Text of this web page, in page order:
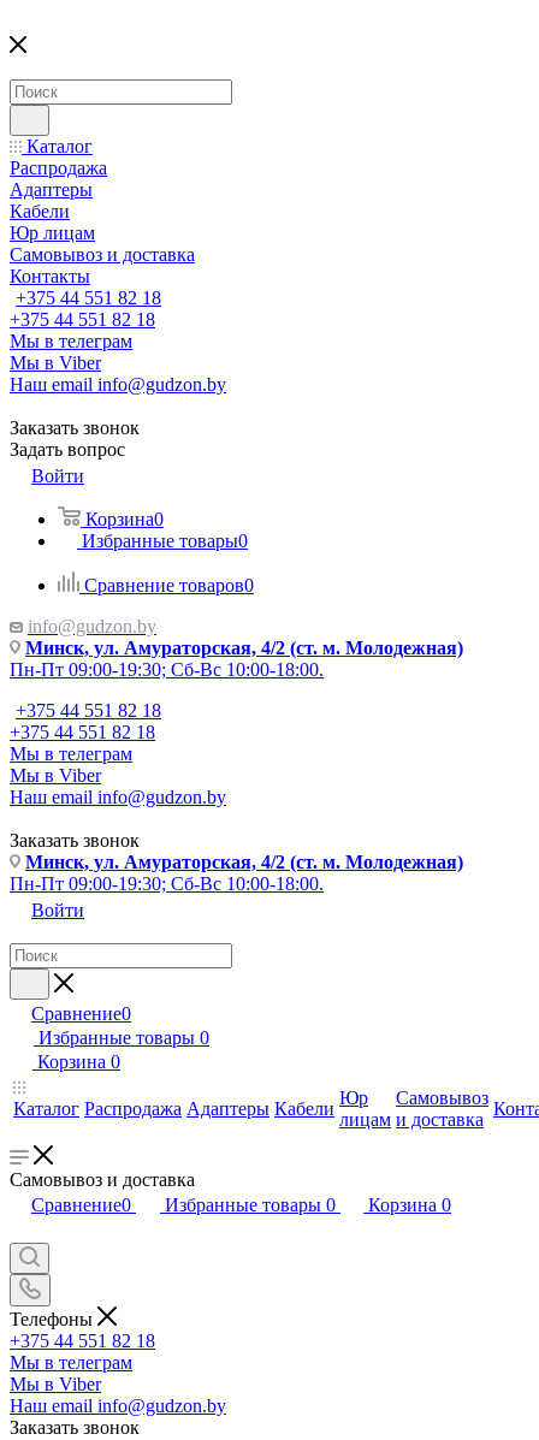
Каталог
Распродажа
Адаптеры
Кабели
Юр лицам
Самовывоз и доставка
Контакты
+375 44 551 82 18
+375 44 551 82 18
Мы в телеграм
Мы в Viber
Наш email info@gudzon.by
Заказать звонок
Задать вопрос
Войти
Корзина0
Избранные товары0
Сравнение товаров0
info@gudzon.by
Минск, ул. Амураторская, 4/2 (ст. м. Молодежная)
Пн-Пт 09:00-19:30; Сб-Вс 10:00-18:00.
+375 44 551 82 18
+375 44 551 82 18
Мы в телеграм
Мы в Viber
Наш email info@gudzon.by
Заказать звонок
Минск, ул. Амураторская, 4/2 (ст. м. Молодежная)
Пн-Пт 09:00-19:30; Сб-Вс 10:00-18:00.
Войти
Сравнение0
Избранные товары 0
Корзина 0
Каталог Распродажа Адаптеры Кабели
Юр
лицам
Самовывоз
и доставка
Самовывоз и доставка
Сравнение0 Избранные товары 0 Корзина 0
Телефоны
+375 44 551 82 18
Мы в телеграм
Мы в Viber
Наш email info@gudzon.by
Заказать звонок